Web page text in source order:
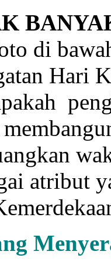
di
Hari
atribut
M